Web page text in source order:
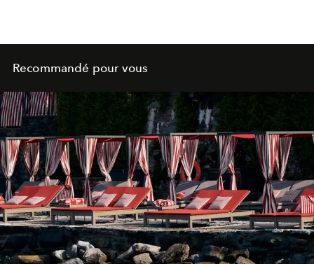
Recommandé pour vous